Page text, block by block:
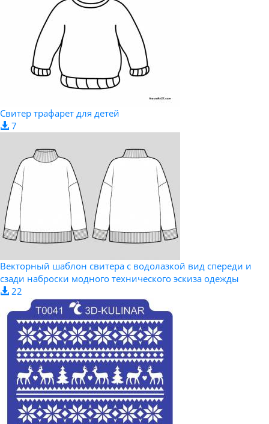
Свитер трафарет для детей
7
Векторный шаблон свитера с водолазкой вид спереди и
сзади наброски модного технического эскиза одежды
22